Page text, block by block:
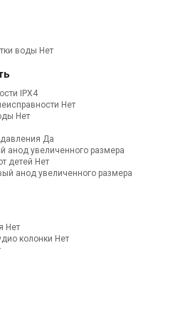
воды Нет
IPX4
Нет
Нет
Да
анод увеличенного размера
детей Нет
анод увеличенного размера
Нет
колонки Нет